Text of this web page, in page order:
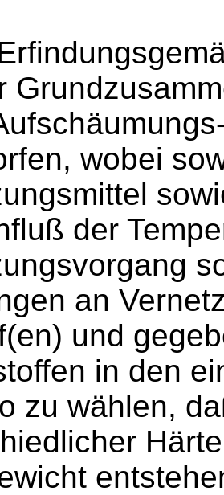
wobei
der
an
und
in den
zu wählen,